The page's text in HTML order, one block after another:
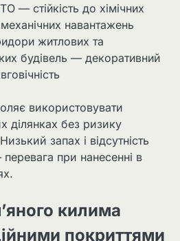
— стійкість до хімічних
навантажень
житлових та
будівель — декоративний
використовувати
ділянках без ризику
запах і відсутність
при нанесенні в
килима
покриттями